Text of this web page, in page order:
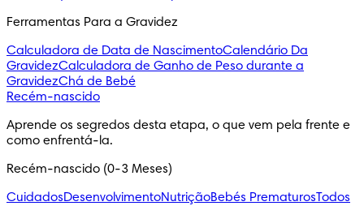
Ferramentas Para a Gravidez
Calculadora de Data de NascimentoCalendário Da
GravidezCalculadora de Ganho de Peso durante a
GravidezChá de Bebé
Recém-nascido
Aprende os segredos desta etapa, o que vem pela frente e
como enfrentá-la.
Recém-nascido (0-3 Meses)
CuidadosDesenvolvimentoNutriçãoBebés PrematurosTodos